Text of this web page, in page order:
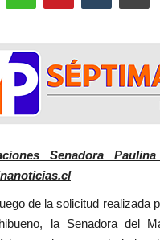
Senadora Paulina
realizada por
la Senadora del